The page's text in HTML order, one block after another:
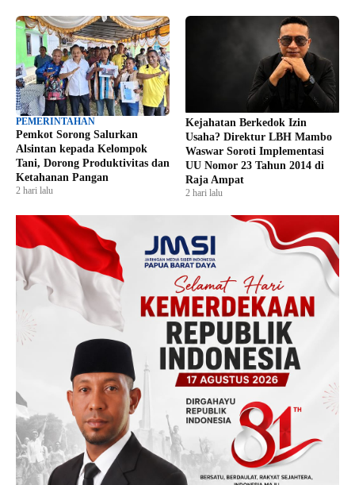
PEMERINTAHAN
Pemkot Sorong Salurkan
Alsintan kepada Kelompok
Tani, Dorong Produktivitas dan
Ketahanan Pangan
2 hari lalu
Kejahatan Berkedok Izin
Usaha? Direktur LBH Mambo
Waswar Soroti Implementasi
UU Nomor 23 Tahun 2014 di
Raja Ampat
2 hari lalu